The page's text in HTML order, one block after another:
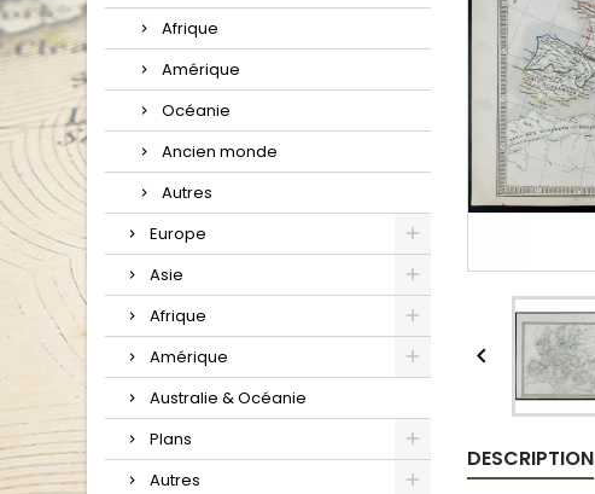
Afrique
Amérique
Océanie
Ancien monde
Autres
Europe
Asie
Afrique
Amérique
Australie & Océanie
Plans
Autres

DESCRIPTION